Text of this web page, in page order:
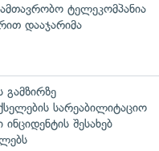
ტელეკომპანია
დააჯარიმა
გამზირზე
სარეაბილიტაციო
შესახებ